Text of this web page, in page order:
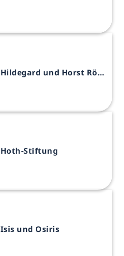
Hildegard und Horst Röder-Stiftung
Hoth-Stiftung
Isis und Osiris